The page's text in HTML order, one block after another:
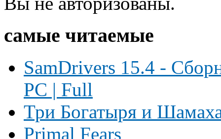
самые читаемые
SamDrivers 15.4 -
PC | Full
Три Богатыря и
Primal Fears